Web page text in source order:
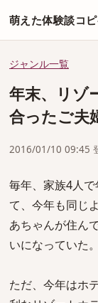
萌えた体験談コ
ジャンル一覧
年末、リゾ
合ったご夫
2016/01/10 09:45
毎年、家族4人
て、今年も同じ
あちゃんが住ん
いになっていた。
ただ、今年はホ